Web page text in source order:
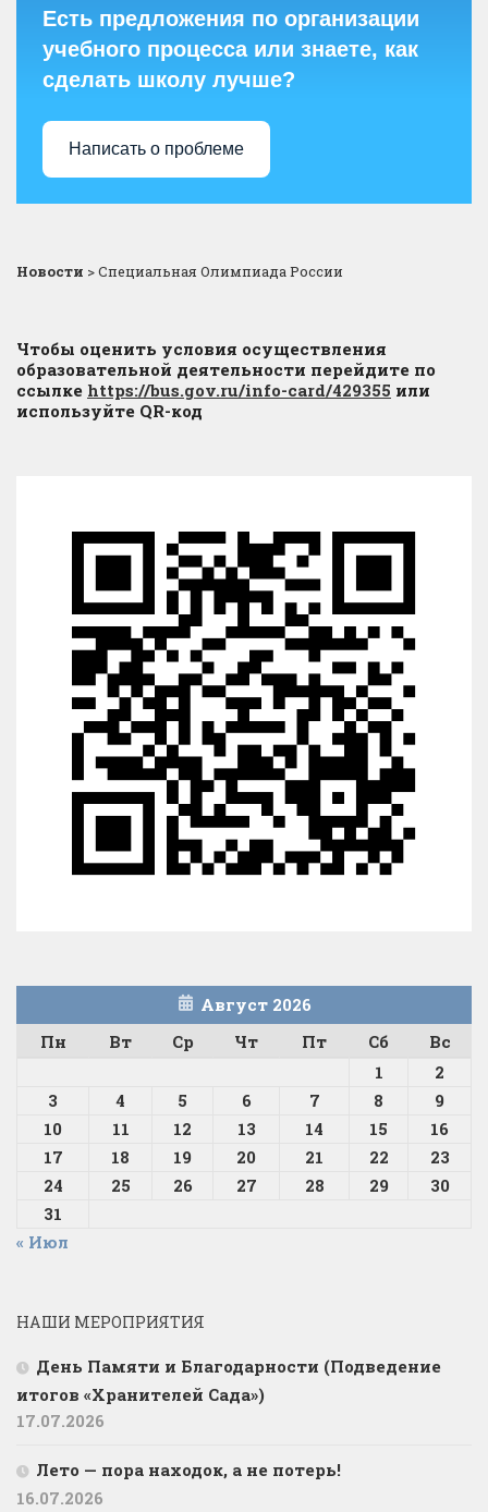
Есть предложения по организации
учебного процесса или знаете, как
сделать школу лучше?
Написать о проблеме
Новости >Специальная Олимпиада России
Чтобы оценить условия осуществления
образовательной деятельности перейдите по
ссылке https://bus.gov.ru/info-card/429355 или
используйте QR-код
Август 2026
Пн
Вт Ср Чт Пт Сб
Вс
1
2
3
4 5 6 7 8
9
10
11 12 13 14 15
16
17
18 19 20 21 22
23
24
25 26 27 28 29
30
31
« Июл
НАШИ МЕРОПРИЯТИЯ
День Памяти и Благодарности (Подведение
итогов «Хранителей Сада»)
17.07.2026
Лето — пора находок, а не потерь!
16.07.2026